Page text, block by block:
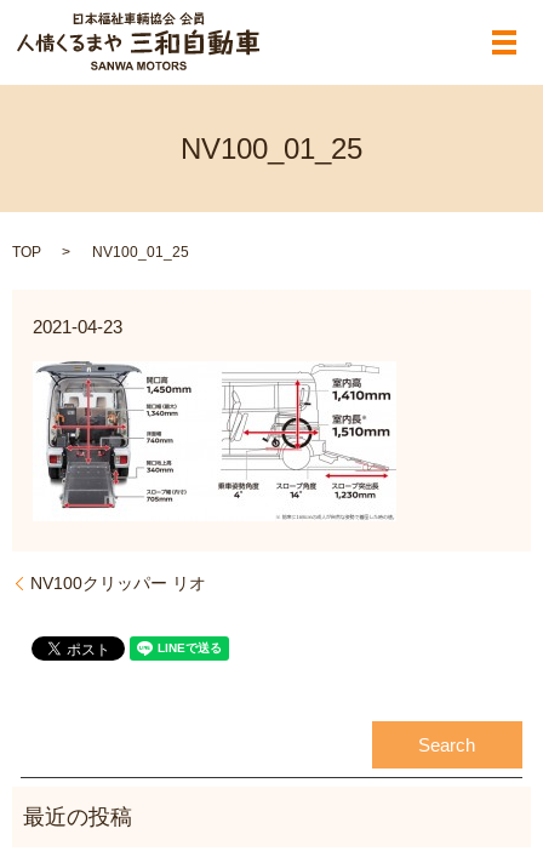
メ
NV100_01_25
TOP NV100_01_25
2021-04-23
NV100クリッパー リオ